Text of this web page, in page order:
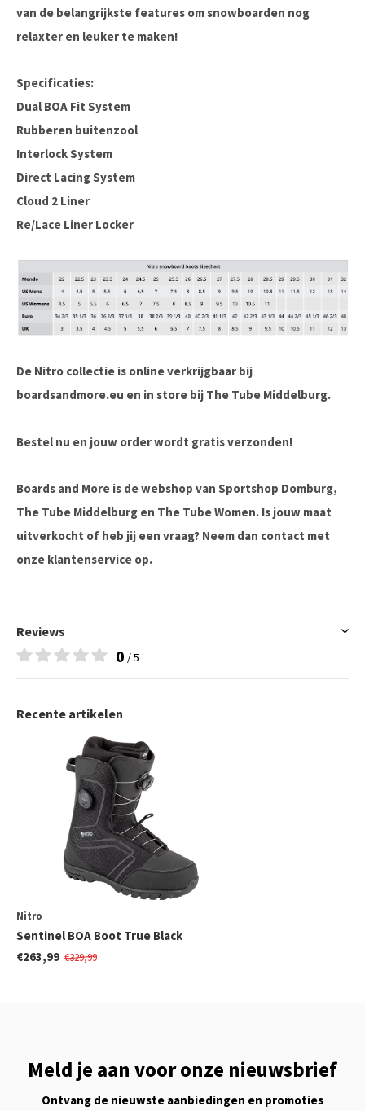
van de belangrijkste features om snowboarden nog
relaxter en leuker te maken!
Specificaties:
Dual BOA Fit System
Rubberen buitenzool
Interlock System
Direct Lacing System
Cloud 2 Liner
Re/Lace Liner Locker
De Nitro collectie is online verkrijgbaar bij
boardsandmore.eu en in store bij The Tube Middelburg.
Bestel nu en jouw order wordt gratis verzonden!
Boards and More is de webshop van Sportshop Domburg,
The Tube Middelburg en The Tube Women. Is jouw maat
uitverkocht of heb jij een vraag? Neem dan contact met
onze klantenservice op.
Reviews
0 / 5
Recente artikelen
Nitro
Sentinel BOA Boot True Black
€263,99 €329,99
Meld je aan voor onze nieuwsbrief
Ontvang de nieuwste aanbiedingen en promoties